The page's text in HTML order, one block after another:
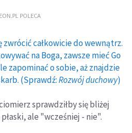
POLECA
zwrócić całkowicie do wewnątrz.
na Boga, zawsze mieć Go
zapominać o sobie, aż znajdzie
(Sprawdź:Rozwój duchowy)
sprawdziłby się bliżej
ale "wcześniej - nie".